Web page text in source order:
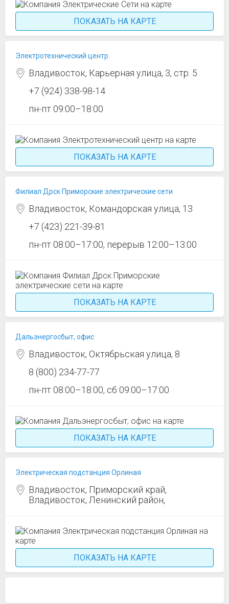
ПОКАЗАТЬ НА КАРТЕ
Электротехнический центр
Владивосток, Карьерная улица, 3, стр. 5
+7 (924) 338-98-14
пн-пт 09:00–18:00
ПОКАЗАТЬ НА КАРТЕ
Филиал Дрск Приморские электрические сети
Владивосток, Командорская улица, 13
+7 (423) 221-39-81
пн-пт 08:00–17:00, перерыв 12:00–13:00
ПОКАЗАТЬ НА КАРТЕ
Дальэнергосбыт, офис
Владивосток, Октябрьская улица, 8
8 (800) 234-77-77
пн-пт 08:00–18:00, сб 09:00–17:00
ПОКАЗАТЬ НА КАРТЕ
Электрическая подстанция Орлиная
Владивосток, Приморский край,
Владивосток, Ленинский район,
ПОКАЗАТЬ НА КАРТЕ